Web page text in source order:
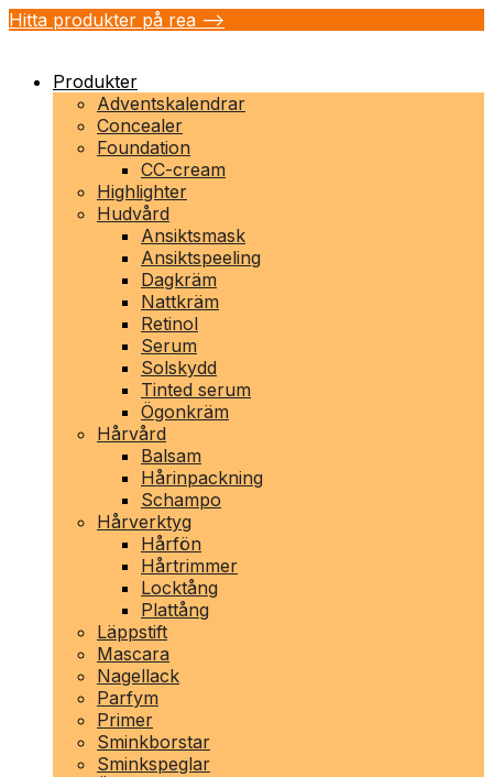
Hitta produkter på rea -->
Produkter
Adventskalendrar
Concealer
Foundation
CC-cream
Highlighter
Hudvård
Ansiktsmask
Ansiktspeeling
Dagkräm
Nattkräm
Retinol
Serum
Solskydd
Tinted serum
Ögonkräm
Hårvård
Balsam
Hårinpackning
Schampo
Hårverktyg
Hårfön
Hårtrimmer
Locktång
Plattång
Läppstift
Mascara
Nagellack
Parfym
Primer
Sminkborstar
Sminkspeglar